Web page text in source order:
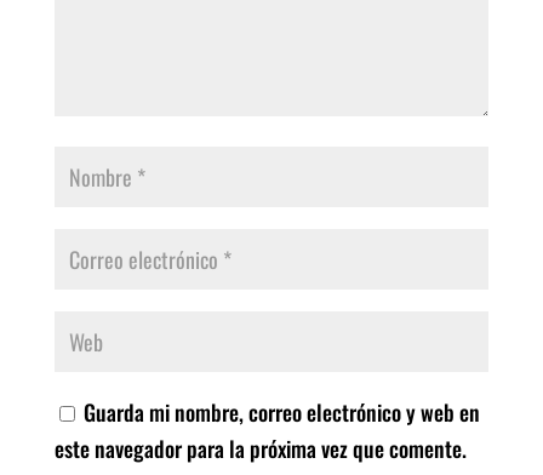
Guarda mi nombre, correo electrónico y web en
este navegador para la próxima vez que comente.